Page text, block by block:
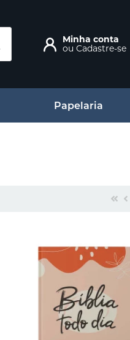
Minha conta
ou Cadastre-se
Papelaria